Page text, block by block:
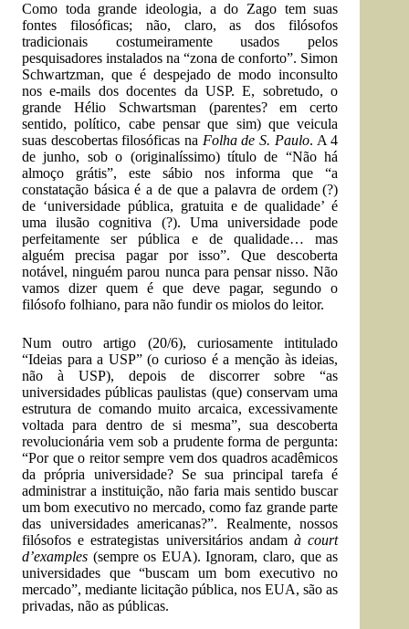
Como toda grande ideologia, a do Zago tem suas
fontes filosóficas; não, claro, as dos filósofos
tradicionais costumeiramente usados pelos
pesquisadores instalados na “zona de conforto”. Simon
Schwartzman, que é despejado de modo inconsulto
nos e-mails dos docentes da USP. E, sobretudo, o
grande Hélio Schwartsman (parentes? em certo
sentido, político, cabe pensar que sim) que veicula
suas descobertas filosóficas na Folha de S. Paulo. A 4
de junho, sob o (originalíssimo) título de “Não há
almoço grátis”, este sábio nos informa que “a
constatação básica é a de que a palavra de ordem (?)
de ‘universidade pública, gratuita e de qualidade’ é
uma ilusão cognitiva (?). Uma universidade pode
perfeitamente ser pública e de qualidade… mas
alguém precisa pagar por isso”. Que descoberta
notável, ninguém parou nunca para pensar nisso. Não
vamos dizer quem é que deve pagar, segundo o
filósofo folhiano, para não fundir os miolos do leitor.
Num outro artigo (20/6), curiosamente intitulado
“Ideias para a USP” (o curioso é a menção às ideias,
não à USP), depois de discorrer sobre “as
universidades públicas paulistas (que) conservam uma
estrutura de comando muito arcaica, excessivamente
voltada para dentro de si mesma”, sua descoberta
revolucionária vem sob a prudente forma de pergunta:
“Por que o reitor sempre vem dos quadros acadêmicos
da própria universidade? Se sua principal tarefa é
administrar a instituição, não faria mais sentido buscar
um bom executivo no mercado, como faz grande parte
das universidades americanas?”. Realmente, nossos
filósofos e estrategistas universitários andamà court
d’examples (sempre os EUA). Ignoram, claro, que as
universidades que “buscam um bom executivo no
mercado”, mediante licitação pública, nos EUA, são as
privadas, não as públicas.